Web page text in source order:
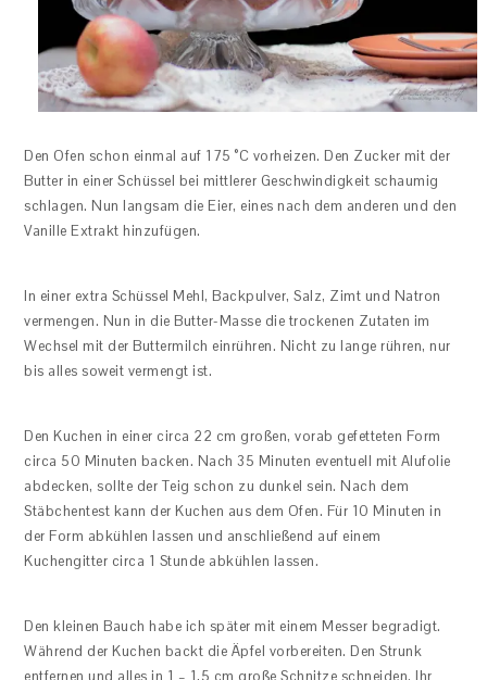
Den Ofen schon einmal auf 175 °C vorheizen. Den Zucker mit der
Butter in einer Schüssel bei mittlerer Geschwindigkeit schaumig
schlagen. Nun langsam die Eier, eines nach dem anderen und den
Vanille Extrakt hinzufügen.
In einer extra Schüssel Mehl, Backpulver, Salz, Zimt und Natron
vermengen. Nun in die Butter-Masse die trockenen Zutaten im
Wechsel mit der Buttermilch einrühren. Nicht zu lange rühren, nur
bis alles soweit vermengt ist.
Den Kuchen in einer circa 22 cm großen, vorab gefetteten Form
circa 50 Minuten backen. Nach 35 Minuten eventuell mit Alufolie
abdecken, sollte der Teig schon zu dunkel sein. Nach dem
Stäbchentest kann der Kuchen aus dem Ofen. Für 10 Minuten in
der Form abkühlen lassen und anschließend auf einem
Kuchengitter circa 1 Stunde abkühlen lassen.
Den kleinen Bauch habe ich später mit einem Messer begradigt.
Während der Kuchen backt die Äpfel vorbereiten. Den Strunk
entfernen und alles in 1 – 1,5 cm große Schnitze schneiden. Ihr